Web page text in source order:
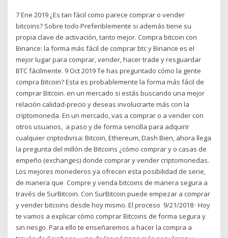
7 Ene 2019 ¿Es tan fácil como parece comprar o vender
bitcoins? Sobre todo Preferiblemente si además tiene su
propia clave de activación, tanto mejor. Compra bitcoin con
Binance: la forma más fácil de comprar btc y Binance es el
mejor lugar para comprar, vender, hacer trade y resguardar
BTC fácilmente. 9 Oct 2019 Te has preguntado cómo la gente
compra Bitcoin? Esta es probablemente la forma más fácil de
comprar Bitcoin. en un mercado si estás buscando una mejor
relación calidad-precio y deseas involucrarte más con la
criptomoneda. En un mercado, vas a comprar o a vender con
otros usuarios, a paso y de forma sencilla para adquirir
cualquier criptodivisa: Bitcoin, Ethereum, Dash Bien, ahora llega
la pregunta del millón de Bitcoins ¿cómo comprar y o casas de
empeño (exchanges) donde comprar y vender criptomonedas.
Los mejores monederos ya ofrecen esta posibilidad de serie,
de manera que Compre y venda bitcoins de manera segura a
través de SurBitcoin. Con SurBitcoin puede empezar a comprar
y vender bitcoins desde hoy mismo. El proceso 9/21/2018 · Hoy
te vamos a explicar cómo comprar Bitcoins de forma segura y
sin riesgo. Para ello te enseñaremos a hacer la compra a